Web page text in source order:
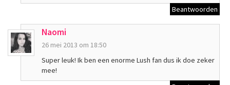
Beantwoorden
Naomi
26 mei 2013 om 18:50
Super leuk! Ik ben een enorme Lush fan dus ik doe zeker
mee!